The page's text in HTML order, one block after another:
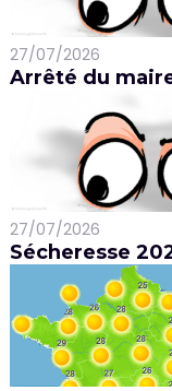
27/07/2026
Arrêté du
27/07/2026
Sécheresse